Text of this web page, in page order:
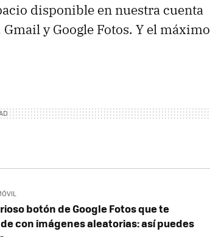
disponible en nuestra cuenta
y Google Fotos. Y el máximo
botón de Google Fotos que te
con imágenes aleatorias: así puedes